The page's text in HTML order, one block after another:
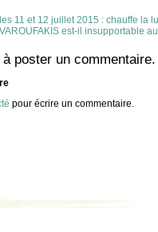
11 et 12 juillet 2015 : chauffe la
est-il insupportable
poster un commentaire.
pour écrire un commentaire.